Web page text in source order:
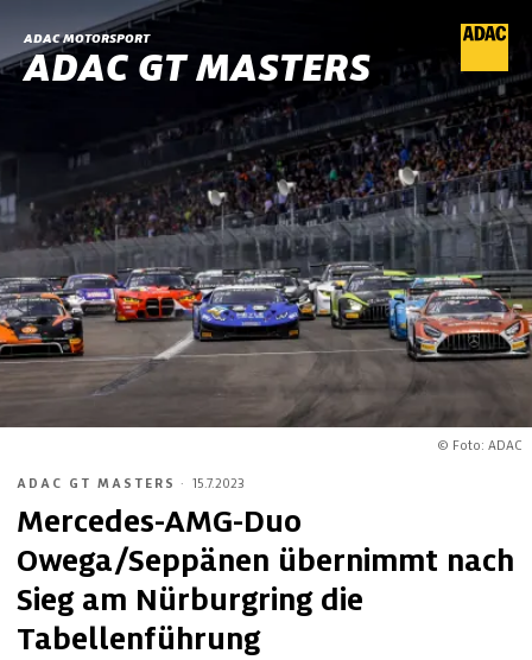
ADAC MOTORSPORT
ADAC GT MASTERS
© Foto: ADAC
ADAC GT MASTERS · 15.7.2023
Mercedes-AMG-Duo
Owega/Seppänen übernimmt nach
Sieg am Nürburgring die
Tabellenführung